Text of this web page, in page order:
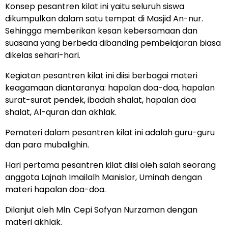
Konsep pesantren kilat ini yaitu seluruh siswa
dikumpulkan dalam satu tempat di Masjid An-nur.
Sehingga memberikan kesan kebersamaan dan
suasana yang berbeda dibanding pembelajaran biasa
dikelas sehari-hari.
Kegiatan pesantren kilat ini diisi berbagai materi
keagamaan diantaranya: hapalan doa-doa, hapalan
surat-surat pendek, ibadah shalat, hapalan doa
shalat, Al-quran dan akhlak.
Pemateri dalam pesantren kilat ini adalah guru-guru
dan para mubalighin.
Hari pertama pesantren kilat diisi oleh salah seorang
anggota Lajnah Imailalh Manislor, Uminah dengan
materi hapalan doa-doa.
Dilanjut oleh Mln. Cepi Sofyan Nurzaman dengan
materi akhlak.